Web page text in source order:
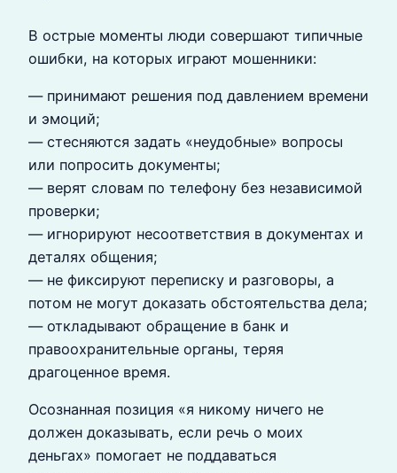
В острые моменты люди совершают типичные
ошибки, на которых играют мошенники:
— принимают решения под давлением времени
и эмоций;
— стесняются задать «неудобные» вопросы
или попросить документы;
— верят словам по телефону без независимой
проверки;
— игнорируют несоответствия в документах и
деталях общения;
— не фиксируют переписку и разговоры, а
потом не могут доказать обстоятельства дела;
— откладывают обращение в банк и
правоохранительные органы, теряя
драгоценное время.
Осознанная позиция «я никому ничего не
должен доказывать, если речь о моих
деньгах» помогает не поддаваться